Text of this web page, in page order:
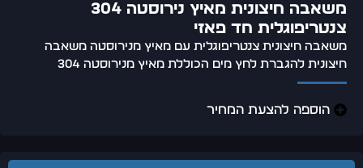
משאבה חיצונית מאיץ נירוסטה 304
צנטריפוגלית חד פאזי
משאבה חיצונית צנטריפוגלית עם מאיץ מנירוסטה משאבה
חיצונית להגברת לחץ מים הכוללת מאיץ מנירוסטה 304
הוספה להצעת המחיר